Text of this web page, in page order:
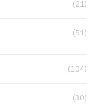
(21)
(51)
(104)
(30)